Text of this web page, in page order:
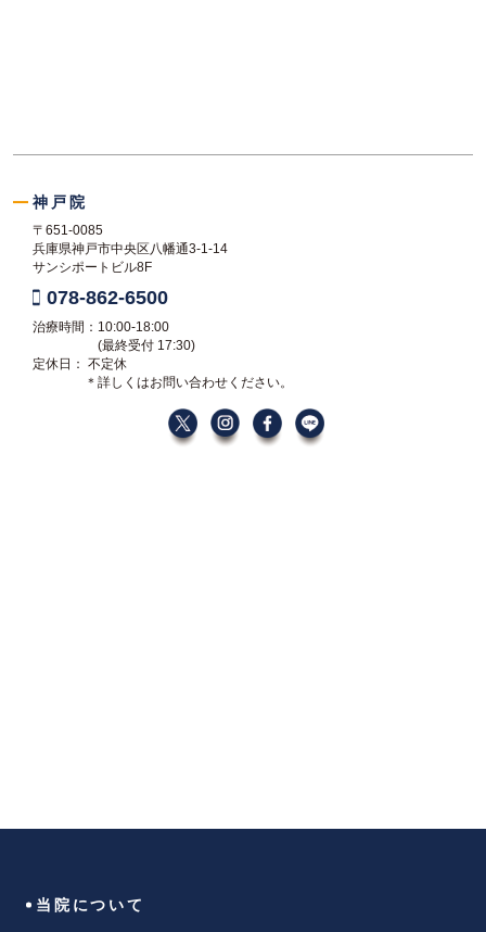
神戸院
〒651-0085
兵庫県神戸市中央区八幡通3-1-14
サンシポートビル8F
078-862-6500
治療時間：10:00-18:00
(最終受付 17:30)
定休日： 不定休
＊詳しくはお問い合わせください。
当院について